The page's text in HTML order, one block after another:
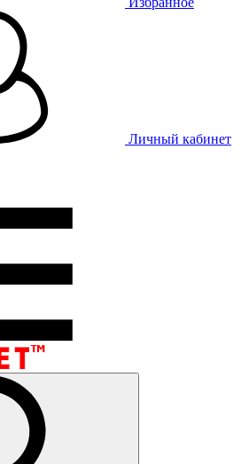
Личный кабинет